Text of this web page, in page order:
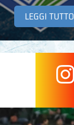
LEGGI TUTTO